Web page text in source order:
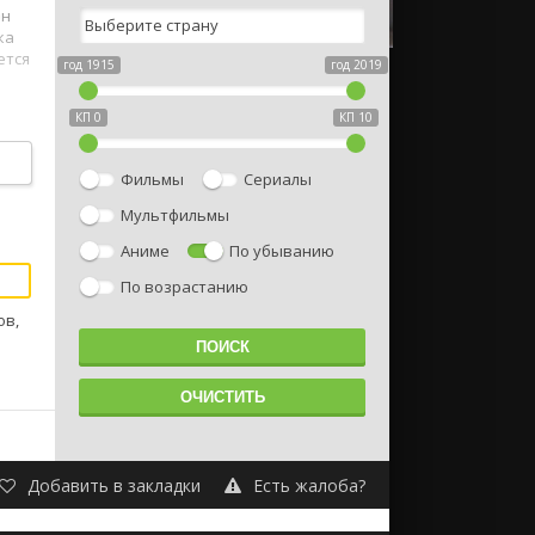
год 1915 год 2019
КП 0 КП 10
Фильмы
Сериалы
Мультфильмы
Аниме
По убыванию
По возрастанию
Добавить в закладки Есть жалоба?